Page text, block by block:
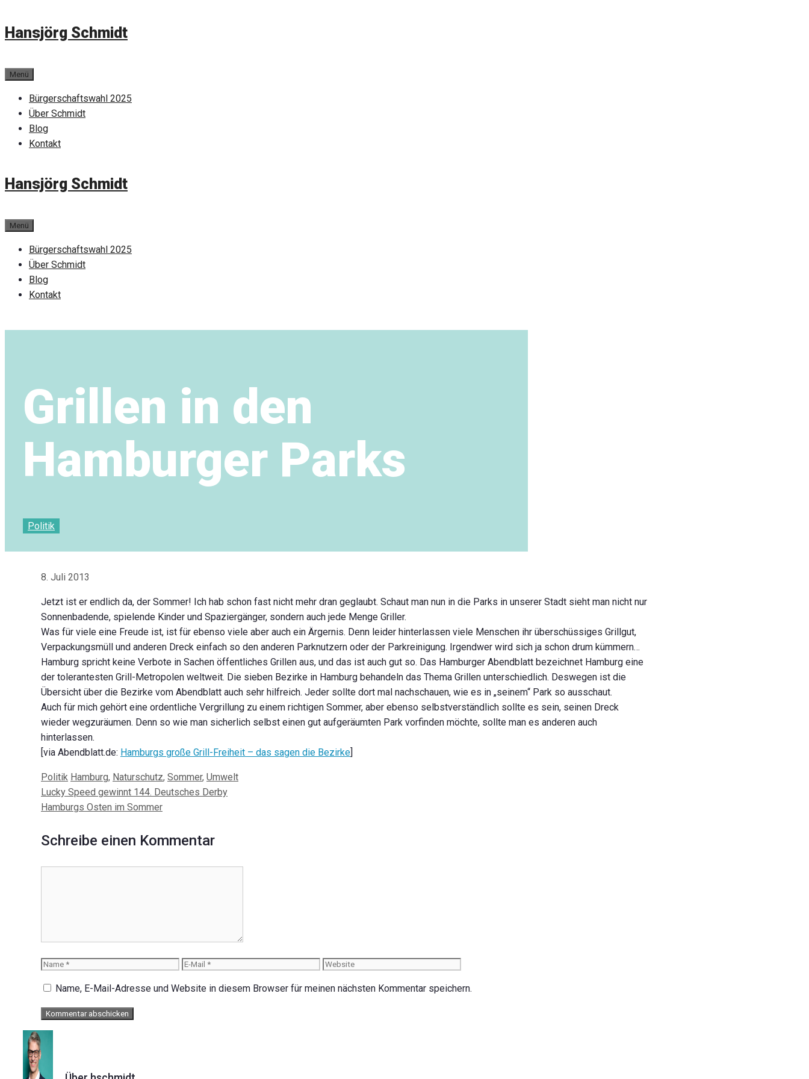
Inhalt
Hansjörg Schmidt
Menü
Bürgerschaftswahl 2025
Über Schmidt
Blog
Kontakt
Hansjörg Schmidt
Menü
Bürgerschaftswahl 2025
Über Schmidt
Blog
Kontakt
Grillen in den
Hamburger Parks
Politik
8. Juli 2013
Jetzt ist er endlich da, der Sommer! Ich hab schon fast nicht mehr dran geglaubt. Schaut man nun in die Parks in unserer Stadt sieht man nicht nur
Sonnenbadende, spielende Kinder und Spaziergänger, sondern auch jede Menge Griller.
Was für viele eine Freude ist, ist für ebenso viele aber auch ein Ärgernis. Denn leider hinterlassen viele Menschen ihr überschüssiges Grillgut,
Verpackungsmüll und anderen Dreck einfach so den anderen Parknutzern oder der Parkreinigung. Irgendwer wird sich ja schon drum kümmern…
Hamburg spricht keine Verbote in Sachen öffentliches Grillen aus, und das ist auch gut so. Das Hamburger Abendblatt bezeichnet Hamburg eine
der tolerantesten Grill-Metropolen weltweit. Die sieben Bezirke in Hamburg behandeln das Thema Grillen unterschiedlich. Deswegen ist die
Übersicht über die Bezirke vom Abendblatt auch sehr hilfreich. Jeder sollte dort mal nachschauen, wie es in „seinem“ Park so ausschaut.
Auch für mich gehört eine ordentliche Vergrillung zu einem richtigen Sommer, aber ebenso selbstverständlich sollte es sein, seinen Dreck
wieder wegzuräumen. Denn so wie man sicherlich selbst einen gut aufgeräumten Park vorfinden möchte, sollte man es anderen auch
hinterlassen.
[via Abendblatt.de: Hamburgs große Grill-Freiheit – das sagen die Bezirke
Kategorien
Politik Schlagwörter
Hamburg, Naturschutz, Sommer, Umwelt
Beitrags-
Navigation
Lucky Speed gewinnt 144. Deutsches Derby
Hamburgs Osten im Sommer
Schreibe einen Kommentar
Name
E-
Website
Name, E-Mail-Adresse und Website in diesem Browser für meinen nächsten Kommentar speichern.